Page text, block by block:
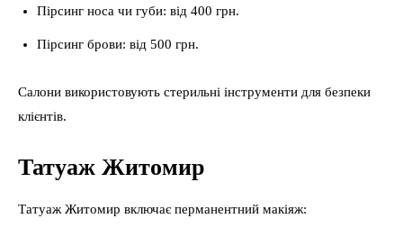
Пірсинг носа чи губи: від 400 грн.
Пірсинг брови: від 500 грн.
Салони використовують стерильні інструменти для безпеки
клієнтів.
Татуаж Житомир
Татуаж Житомир включає перманентний макіяж: